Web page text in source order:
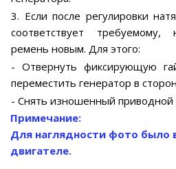
3. Если после регулировки
соответствует требуемому,
ремень новым. Для этого:
- Отвернуть фиксирующую
переместить генератор в
- Снять изношенный приводной
Примечание:
Для наглядности фото было
двигателе.